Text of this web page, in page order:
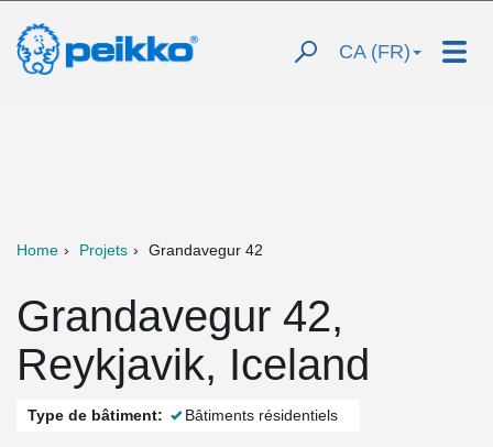
CA (FR)
Home Projets Grandavegur 42
Grandavegur 42,
Reykjavik, Iceland
Type de bâtiment: Bâtiments résidentiels